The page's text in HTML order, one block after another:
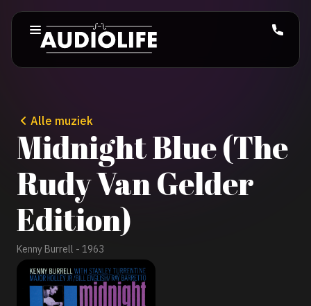
Alle muziek
Midnight Blue (The
Rudy Van Gelder
Edition)
Kenny Burrell - 1963